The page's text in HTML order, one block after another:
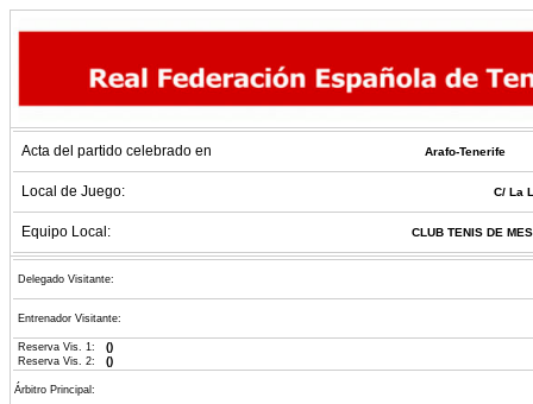
Acta del partido celebrado en Arafo-Tenerife
Local de Juego: C/ La
Equipo Local: CLUB TENIS DE
Delegado Visitante:
Entrenador Visitante:
Reserva Vis. 1: ()
Reserva Vis. 2: ()
Árbitro Principal: